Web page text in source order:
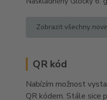
Zobrazit všechny
QR kód
Nabízím možnost
QR kódem. Stále sice